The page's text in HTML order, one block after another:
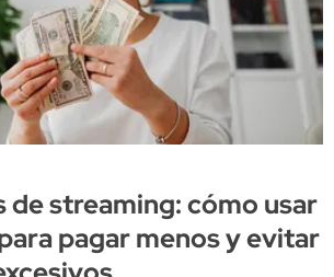
de streaming: cómo usar
pagar menos y evitar